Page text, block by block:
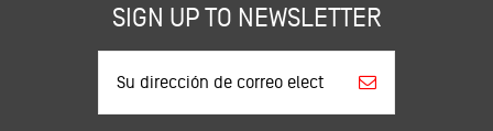
SIGN UP TO NEWSLETTER